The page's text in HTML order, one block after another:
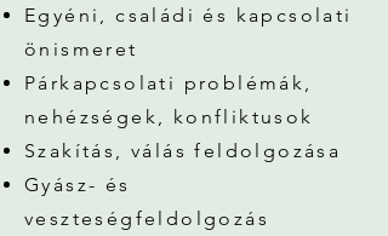
Egyéni, családi és kapcsolati
önismeret
Párkapcsolati problémák,
nehézségek, konfliktusok
Szakítás, válás feldolgozása
Gyász- és
veszteségfeldolgozás